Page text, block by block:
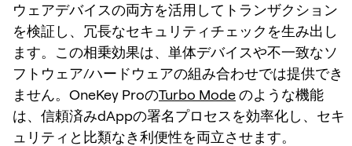
ウェアデバイスの両方を活用してトランザクション
を検証し、冗長なセキュリティチェックを生み出し
ます。この相乗効果は、単体デバイスや不一致なソ
フトウェア/ハードウェアの組み合わせでは提供でき
ません。OneKey ProのTurbo Modeのような機能
は、信頼済みdAppの署名プロセスを効率化し、セキ
ュリティと比類なき利便性を両立させます。